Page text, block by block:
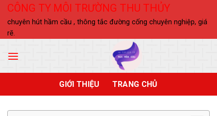
Skip
content
CÔNG TY MÔI TRƯỜNG THU THỦY
chuyên hút hầm cầu , thông tắc đường cống chuyên nghiệp, giá
rẽ.
GIỚI THIỆU TRANG CHỦ